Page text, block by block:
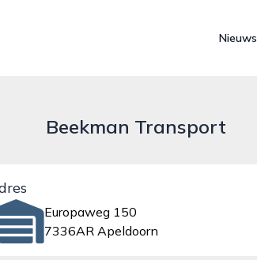
Nieuws
Beekman Transport
Europaweg 150
7336AR Apeldoorn